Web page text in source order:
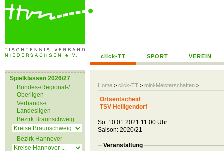
click-TT SPORT VEREIN
Home > click-TT > mini-Meisterschaften >
Spielklassen 2026/27
Bundes-/Regional-/
Oberligen
Verbands-/
Landesligen
Bezirk Braunschweig
Bezirk Hannover
Ortsentscheid
TSV Heiligendorf
So. 10.01.2021 11:00 Uhr
Saison: 2020/21
Veranstaltung